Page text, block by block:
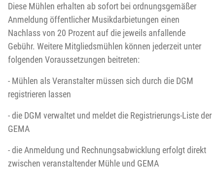
Diese Mühlen erhalten ab sofort bei ordnungsgemäßer
Anmeldung öffentlicher Musikdarbietungen einen
Nachlass von 20 Prozent auf die jeweils anfallende
Gebühr. Weitere Mitgliedsmühlen können jederzeit unter
folgenden Voraussetzungen beitreten:
- Mühlen als Veranstalter müssen sich durch die DGM
registrieren lassen
- die DGM verwaltet und meldet die Registrierungs-Liste der
GEMA
- die Anmeldung und Rechnungsabwicklung erfolgt direkt
zwischen veranstaltender Mühle und GEMA